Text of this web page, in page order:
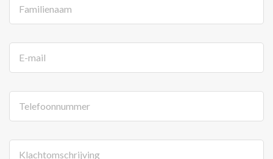
Familienaam
E-mail
Telefoonnummer
Klachtomschrijving